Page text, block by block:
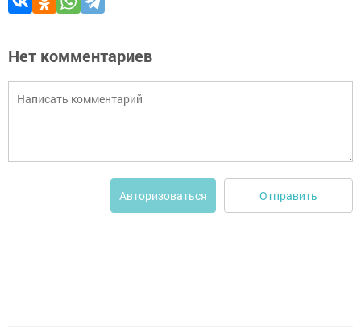
Нет комментариев
Авторизоваться Отправить